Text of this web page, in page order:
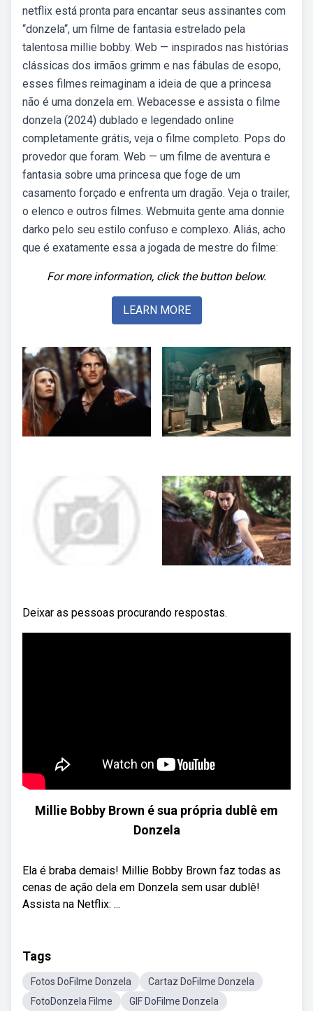
netflix está pronta para encantar seus assinantes com
“donzela“, um filme de fantasia estrelado pela
talentosa millie bobby. Web — inspirados nas histórias
clássicas dos irmãos grimm e nas fábulas de esopo,
esses filmes reimaginam a ideia de que a princesa
não é uma donzela em. Webacesse e assista o filme
donzela (2024) dublado e legendado online
completamente grátis, veja o filme completo. Pops do
provedor que foram. Web — um filme de aventura e
fantasia sobre uma princesa que foge de um
casamento forçado e enfrenta um dragão. Veja o trailer,
o elenco e outros filmes. Webmuita gente ama donnie
darko pelo seu estilo confuso e complexo. Aliás, acho
que é exatamente essa a jogada de mestre do filme:
For more information, click the button below.
LEARN MORE
Deixar as pessoas procurando respostas.
Millie Bobby Brown é sua própria dublê em
Donzela
Ela é braba demais! Millie Bobby Brown faz todas as
cenas de ação dela em Donzela sem usar dublê!
Assista na Netflix: ...
Tags
Fotos DoFilme Donzela
Cartaz DoFilme Donzela
FotoDonzela Filme
GIF DoFilme Donzela